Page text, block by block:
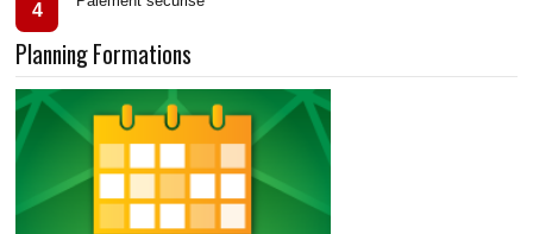
4
Planning Formations